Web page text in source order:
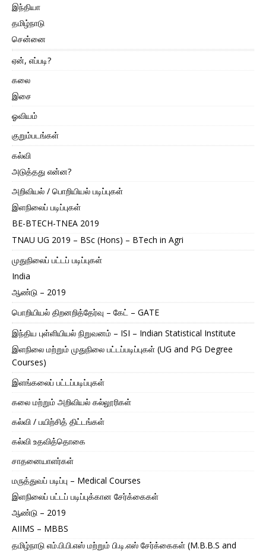
இந்தியா
தமிழ்நாடு
சென்னை
ஏன், எப்படி?
கலை
இசை
ஓவியம்
குறும்படங்கள்
கல்வி
அடுத்தது என்ன?
அறிவியல் / பொறியியல் படிப்புகள்
இளநிலைப் படிப்புகள்
BE-BTECH-TNEA 2019
TNAU UG 2019 – BSc (Hons) – BTech in Agri
முதுநிலைப் பட்டப் படிப்புகள்
India
ஆண்டு – 2019
பொறியியல் திறனறித்தேர்வு – கேட் – GATE
இந்திய புள்ளியியல் நிறுவனம் – ISI – Indian Statistical Institute
இளநிலை மற்றும் முதுநிலை பட்டப்படிப்புகள் (UG and PG Degree
Courses)
இளங்கலைப் பட்டப்படிப்புகள்
கலை மற்றும் அறிவியல் கல்லூரிகள்
கல்வி / பயிற்சித் திட்டங்கள்
கல்வி உதவித்தொகை
சாதனையாளர்கள்
மருத்துவப் படிப்பு – Medical Courses
இளநிலைப் பட்டப் படிப்புக்கான சேர்க்கைகள்
ஆண்டு – 2019
AIIMS – MBBS
தமிழ்நாடு எம்.பி.பி.எஸ் மற்றும் பி.டி.எஸ் சேர்க்கைகள் (M.B.B.S and